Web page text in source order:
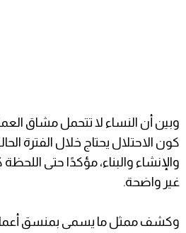
وبين أن النساء لا تتحمل مشاق
كون الاحتلال يحتاج خلال الفترة
والإنشاء والبناء، مؤكدًا حتى
غير واضحة.
وكشف ممثل ما يسمى بمنسق أعمال